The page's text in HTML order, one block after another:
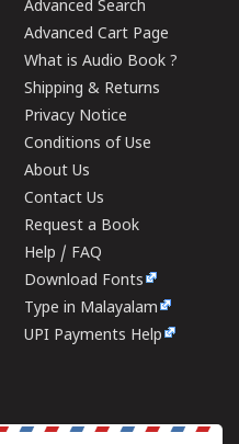
Advanced Search
Advanced Cart Page
What is Audio Book ?
Shipping & Returns
Privacy Notice
Conditions of Use
About Us
Contact Us
Request a Book
Help / FAQ
Download Fonts
Type in Malayalam
UPI Payments Help